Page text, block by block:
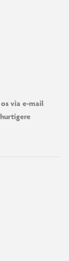
via e-mail